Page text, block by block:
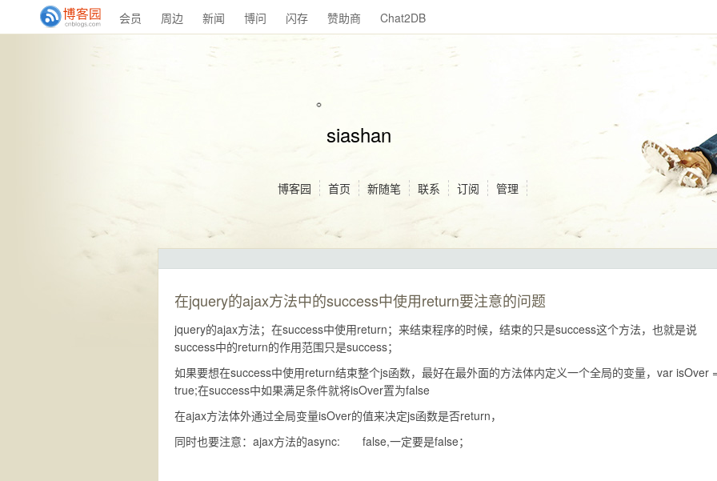
会员 周边 新闻 博问 闪存 赞助商 Chat2DB
siashan
博客园 首页 新随笔 联系 订阅 管理
在jquery的ajax方法中的success中使用return要注意的问题
jquery的ajax方法；在success中使用return；来结束程序的时候，结束的只是success这个方法，也就是说
success中的return的作用范围只是success；
如果要想在success中使用return结束整个js函数，最好在最外面的方法体内定义一个全局的变量，var isOver
true;在success中如果满足条件就将isOver置为false
在ajax方法体外通过全局变量isOver的值来决定js函数是否return，
同时也要注意：ajax方法的async: false,一定要是false；